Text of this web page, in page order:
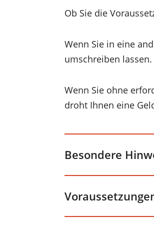
Ob Sie die
Wenn Sie in eine
umschreiben lassen.
Wenn Sie ohne
droht Ihnen eine
Besondere